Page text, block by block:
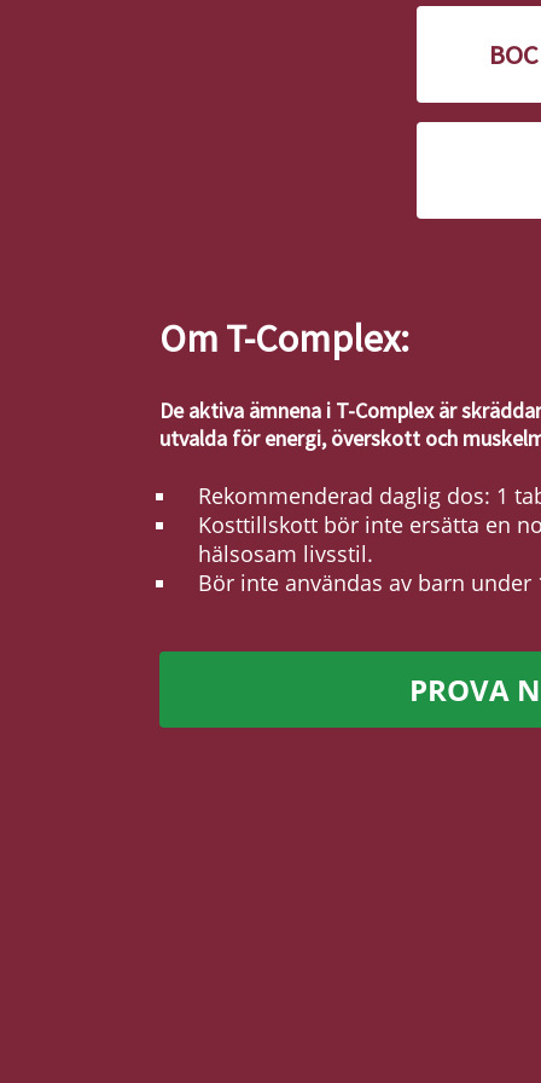
Om T-Complex:
De aktiva ämnena i T-Complex är
utvalda för energi, överskott och
Rekommenderad daglig dos: 1
Kosttillskott bör inte ersätta en
hälsosam livsstil.
Bör inte användas av barn under
PROVA